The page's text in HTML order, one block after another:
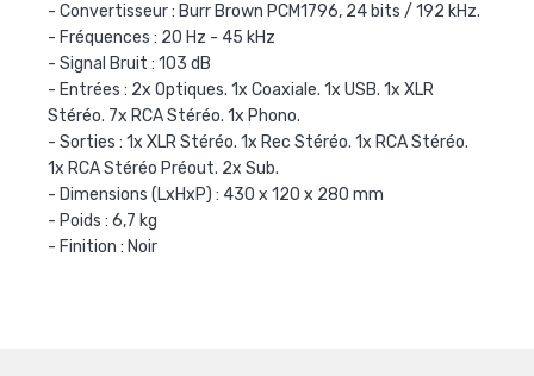
- Convertisseur : Burr Brown PCM1796, 24 bits / 192 kHz.
- Fréquences : 20 Hz - 45 kHz
- Signal Bruit : 103 dB
- Entrées : 2x Optiques. 1x Coaxiale. 1x USB. 1x XLR
Stéréo. 7x RCA Stéréo. 1x Phono.
- Sorties : 1x XLR Stéréo. 1x Rec Stéréo. 1x RCA Stéréo.
1x RCA Stéréo Préout. 2x Sub.
- Dimensions (LxHxP) : 430 x 120 x 280 mm
- Poids : 6,7 kg
- Finition : Noir